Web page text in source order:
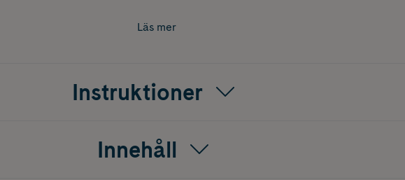
och omedelbart ger känslan av ett tjockare, fylligare hår.
Läs mer
Instruktioner
Innehåll